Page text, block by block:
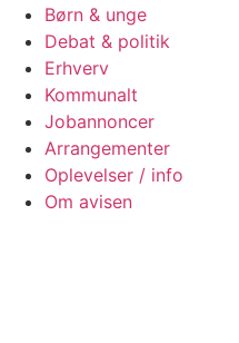
Børn & unge
Debat & politik
Erhverv
Kommunalt
Jobannoncer
Arrangementer
Oplevelser / info
Om avisen